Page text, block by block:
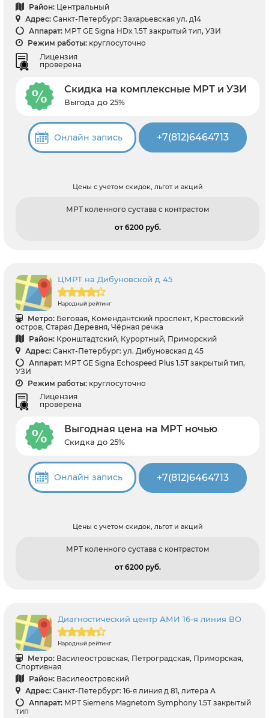
Район: Центральный
Адрес: Санкт-Петербург: Захарьевская ул. д14
Аппарат: МРТ GE Signa HDx 1.5T закрытый тип, УЗИ
Режим работы: круглосуточно
Лицензия
проверена
Скидка на комплексные МРТ и УЗИ
Выгода до 25%
Онлайн запись +7(812)6464713
Цены с учетом скидок, льгот и акций
МРТ коленного сустава с контрастом
от 6200 pуб.
ЦМРТ на Дибуновской д 45
Народный рейтинг
Метро: Беговая, Комендантский проспект, Крестовский
остров, Старая Деревня, Чёрная речка
Район: Кронштадтский, Курортный, Приморский
Адрес: Санкт-Петербург: ул. Дибуновская д 45
Аппарат: МРТ GE Signa Echospeed Plus 1.5T закрытый тип,
УЗИ
Режим работы: круглосуточно
Лицензия
проверена
Выгодная цена на МРТ ночью
Скидка до 25%
Онлайн запись +7(812)6464713
Цены с учетом скидок, льгот и акций
МРТ коленного сустава с контрастом
от 6200 pуб.
Диагностический центр АМИ 16-я линия ВО
Народный рейтинг
Метро: Василеостровская, Петроградская, Приморская,
Спортивная
Район: Василеостровский
Адрес: Санкт-Петербург: 16-я линия д 81, литера А
Аппарат: МРТ Siemens Magnetom Symphony 1.5T закрытый
тип